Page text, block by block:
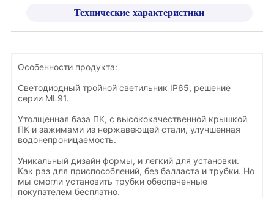
Технические характеристики
Особенности продукта:
Светодиодный тройной светильник IP65, решение
серии ML91.
Утолщенная база ПК, с высококачественной крышкой
ПК и зажимами из нержавеющей стали, улучшенная
водонепроницаемость.
Уникальный дизайн формы, и легкий для установки.
Как раз для приспособлений, без балласта и трубки. Но
мы смогли установить трубки обеспеченные
покупателем бесплатно.